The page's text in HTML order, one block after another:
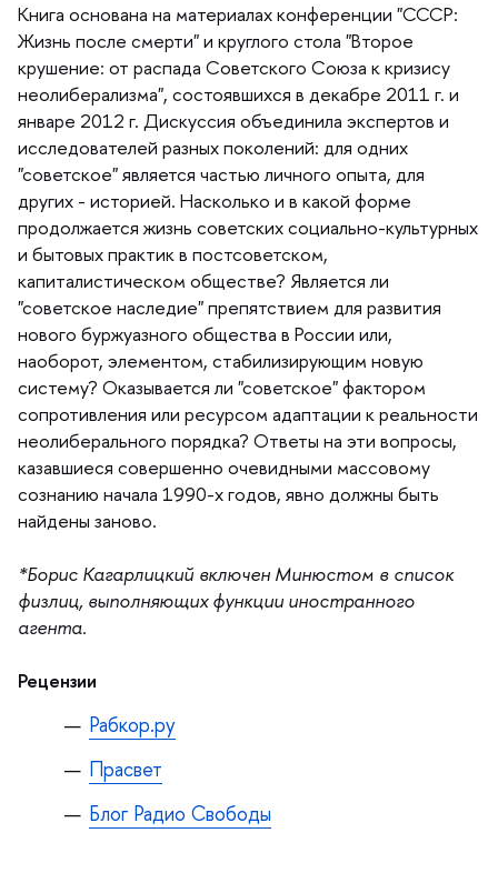
Книга основана на материалах конференции "СССР:
Жизнь после смерти" и круглого стола "Второе
крушение: от распада Советского Союза к кризису
неолиберализма", состоявшихся в декабре 2011 г. и
январе 2012 г. Дискуссия объединила экспертов и
исследователей разных поколений: для одних
"советское" является частью личного опыта, для
других - историей. Насколько и в какой форме
продолжается жизнь советских социально-культурных
и бытовых практик в постсоветском,
капиталистическом обществе? Является ли
"советское наследие" препятствием для развития
нового буржуазного общества в России или,
наоборот, элементом, стабилизирующим новую
систему? Оказывается ли "советское" фактором
сопротивления или ресурсом адаптации к реальности
неолиберального порядка? Ответы на эти вопросы,
казавшиеся совершенно очевидными массовому
сознанию начала 1990-х годов, явно должны быть
найдены заново.
*Борис Кагарлицкий включен Минюстом в список
физлиц, выполняющих функции иностранного
агента.
Рецензии
Рабкор.ру
Прасвет
Блог Радио Свободы